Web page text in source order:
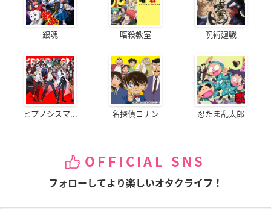
銀魂 暗殺教室 呪術廻戦
ヒプノシスマ... 名探偵コナン 忍たま乱太郎
OFFICIAL SNS
フォローしてより楽しいオタクライフ！